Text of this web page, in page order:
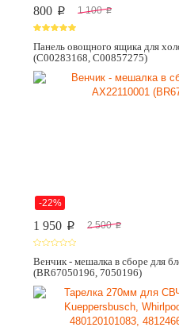
800 p 1 100 p
Панель овощного ящика для
(C00283168, C00857275)
-22%
1 950 p 2 500 p
Венчик - мешалка в сборе для
(BR67050196, 7050196)